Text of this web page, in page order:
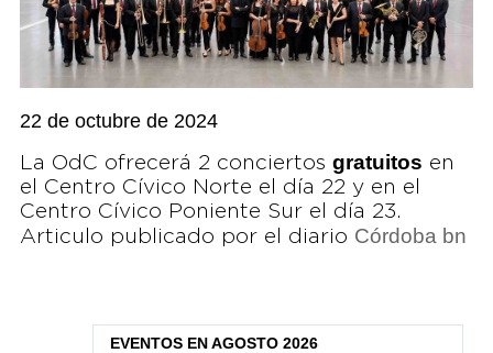
22 de octubre de 2024
La OdC ofrecerá 2 conciertos gratuitos en
el Centro Cívico Norte el día 22 y en el
Centro Cívico Poniente Sur el día 23.
Articulo publicado por el diario Córdoba bn
EVENTOS EN AGOSTO 2026